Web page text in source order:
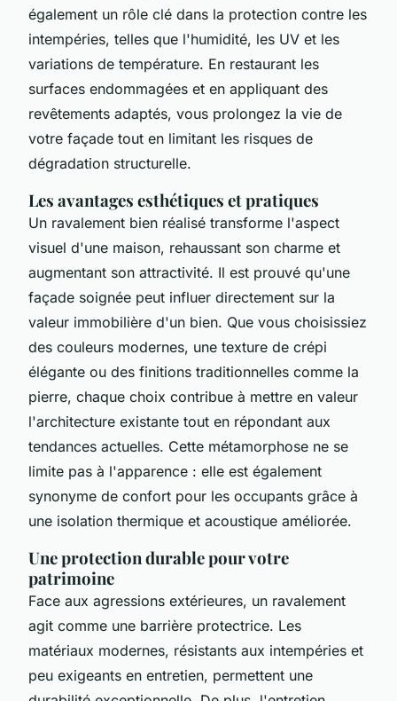
également un rôle clé dans la protection contre les
intempéries, telles que l'humidité, les UV et les
variations de température. En restaurant les
surfaces endommagées et en appliquant des
revêtements adaptés, vous prolongez la vie de
votre façade tout en limitant les risques de
dégradation structurelle.
Les avantages esthétiques et pratiques
Un ravalement bien réalisé transforme l'aspect
visuel d'une maison, rehaussant son charme et
augmentant son attractivité. Il est prouvé qu'une
façade soignée peut influer directement sur la
valeur immobilière d'un bien. Que vous choisissiez
des couleurs modernes, une texture de crépi
élégante ou des finitions traditionnelles comme la
pierre, chaque choix contribue à mettre en valeur
l'architecture existante tout en répondant aux
tendances actuelles. Cette métamorphose ne se
limite pas à l'apparence : elle est également
synonyme de confort pour les occupants grâce à
une isolation thermique et acoustique améliorée.
Une protection durable pour votre
patrimoine
Face aux agressions extérieures, un ravalement
agit comme une barrière protectrice. Les
matériaux modernes, résistants aux intempéries et
peu exigeants en entretien, permettent une